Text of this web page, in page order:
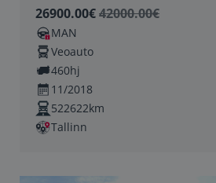
26900.00€42000.00€
MAN
Veoauto
460hj
11/2018
522622km
Tallinn